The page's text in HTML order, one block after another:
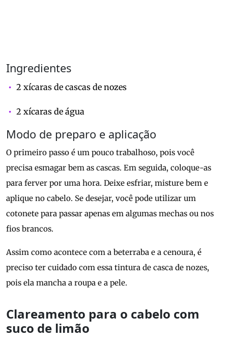
Ingredientes
2 xícaras de cascas de nozes
2 xícaras de água
Modo de preparo e aplicação
O primeiro passo é um pouco trabalhoso, pois você
precisa esmagar bem as cascas. Em seguida, coloque-as
para ferver por uma hora. Deixe esfriar, misture bem e
aplique no cabelo. Se desejar, você pode utilizar um
cotonete para passar apenas em algumas mechas ou nos
fios brancos.
Assim como acontece com a beterraba e a cenoura, é
preciso ter cuidado com essa tintura de casca de nozes,
pois ela mancha a roupa e a pele.
Clareamento para o cabelo com
suco de limão